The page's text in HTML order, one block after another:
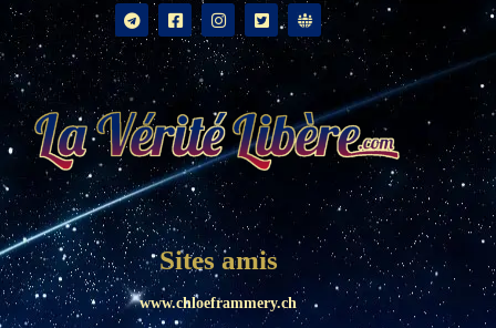
Sites amis
www.chloeframmery.ch